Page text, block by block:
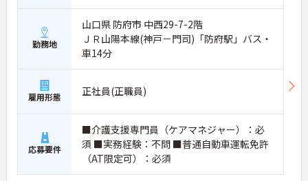
勤務地
山口県 防府市 中西29-7-2階
ＪＲ山陽本線(神戸－門司)「防府駅」バス・
車14分
雇用形態 正社員(正職員)
応募要件
■介護支援専門員（ケアマネジャー）：必
須 ■実務経験：不問 ■普通自動車運転免許
（AT限定可）：必須